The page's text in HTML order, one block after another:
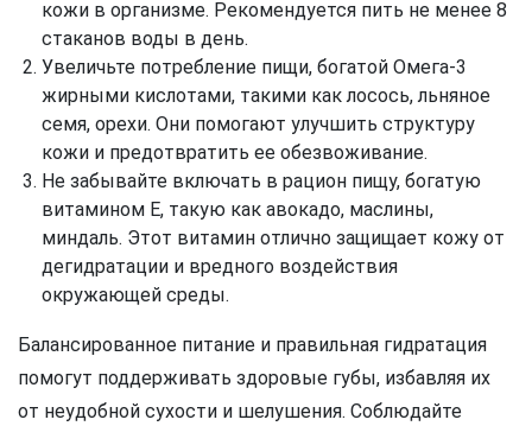
кожи в организме. Рекомендуется пить не менее 8
стаканов воды в день.
Увеличьте потребление пищи, богатой Омега-3
жирными кислотами, такими как лосось, льняное
семя, орехи. Они помогают улучшить структуру
кожи и предотвратить ее обезвоживание.
Не забывайте включать в рацион пищу, богатую
витамином Е, такую как авокадо, маслины,
миндаль. Этот витамин отлично защищает кожу от
дегидратации и вредного воздействия
окружающей среды.
Балансированное питание и правильная гидратация
помогут поддерживать здоровые губы, избавляя их
от неудобной сухости и шелушения. Соблюдайте